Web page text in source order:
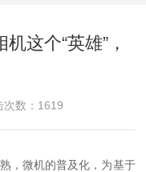
这个“英雄”，
次数：1619
微机的普及化，为基于